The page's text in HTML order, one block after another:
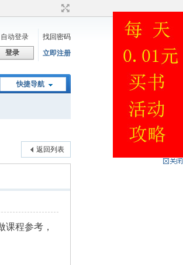
自动登录
找回密码
登录 立即注册
快捷导航
返回列表
程参考，